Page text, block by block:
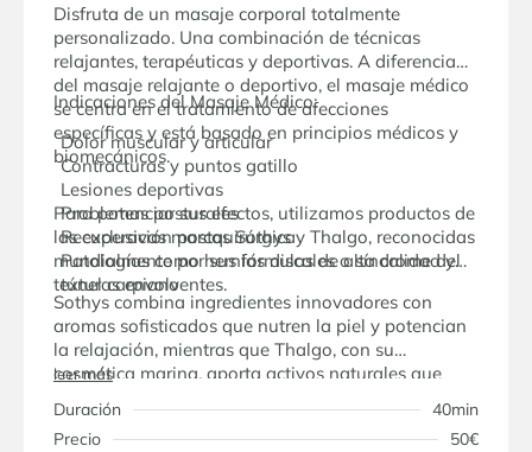
Disfruta de un masaje corporal totalmente
personalizado. Una combinación de técnicas
relajantes, terapéuticas y deportivas. A diferencia
del masaje relajante o deportivo, el masaje médico
se centra en el tratamiento de afecciones
específicas y está basado en principios médicos y
biomecánicos.
Indicaciones del Masaje Médico:
Dolor muscular y articular
Contracturas y puntos gatillo
Lesiones deportivas
Problemas posturales
Recuperación postquirúrgica
Patologías como hernias discales o síndrome del
túnel carpiano
Para potenciar sus efectos, utilizamos productos de
las exclusivas marcas Sothys y Thalgo, reconocidas
mundialmente por sus fórmulas de alta calidad y
texturas envolventes.
Sothys combina ingredientes innovadores con
aromas sofisticados que nutren la piel y potencian
la relajación, mientras que Thalgo, con su
cosmética marina, aporta activos naturales que
revitalizan y generan una profunda sensación de
frescura y bienestar.
leer más
Duración
40min
Precio
50€